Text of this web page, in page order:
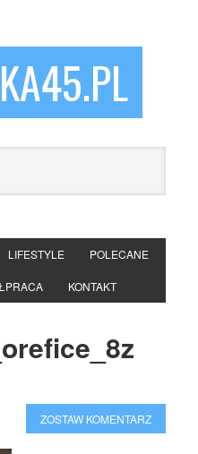
LIFESTYLE POLECANE
KONTAKT
ZOSTAW KOMENTARZ